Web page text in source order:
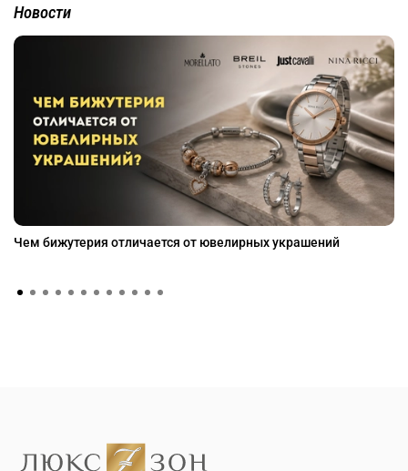
Новости
Чем бижутерия отличается от ювелирных украшений